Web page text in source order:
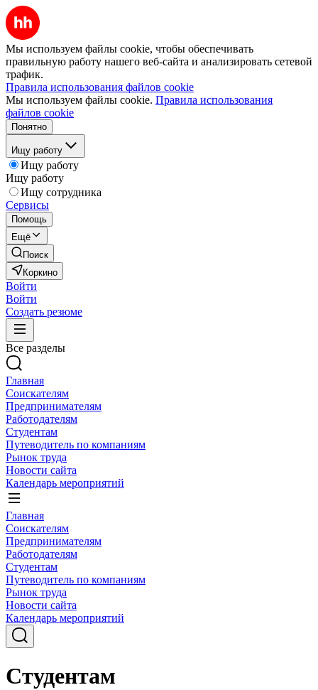
Мы используем файлы cookie, чтобы обеспечивать
правильную работу нашего веб-сайта и анализировать сетевой
трафик.
Правила использования файлов cookie
Мы используем файлы cookie. Правила использования
файлов cookie
Понятно
Ищу работу
Ищу работу
Ищу работу
Ищу сотрудника
Сервисы
Помощь
Ещё
Поиск
Коркино
Войти
Войти
Создать резюме
Все разделы
Главная
Соискателям
Предпринимателям
Работодателям
Студентам
Путеводитель по компаниям
Рынок труда
Новости сайта
Календарь мероприятий
Главная
Соискателям
Предпринимателям
Работодателям
Студентам
Путеводитель по компаниям
Рынок труда
Новости сайта
Календарь мероприятий
Студентам